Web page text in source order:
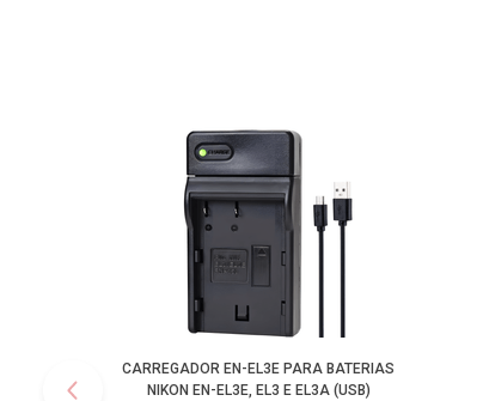
CARREGADOR EN-EL3E PARA BATERIAS
NIKON EN-EL3E, EL3 E EL3A (USB)